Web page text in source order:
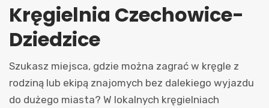
Kręgielnia Czechowice-
Dziedzice
Szukasz miejsca, gdzie można zagrać w kręgle z
rodziną lub ekipą znajomych bez dalekiego wyjazdu
do dużego miasta? W lokalnych kręgielniach